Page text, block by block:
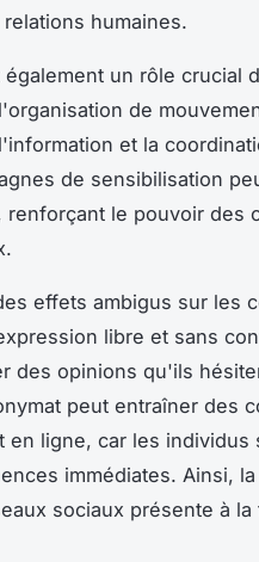
humaines.
un rôle crucial
de
et la
de sensibilisation
le pouvoir des
effets ambigus sur les
libre et sans
des opinions qu'ils
peut entraîner des
en ligne, car les individus
immédiates. Ainsi,
sociaux présente à la